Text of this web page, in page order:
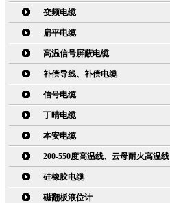
变频电缆
扁平电缆
高温信号屏蔽电缆
补偿导线、补偿电缆
信号电缆
丁晴电缆
本安电缆
200-550度高温线、云母耐火高温线
硅橡胶电缆
磁翻板液位计